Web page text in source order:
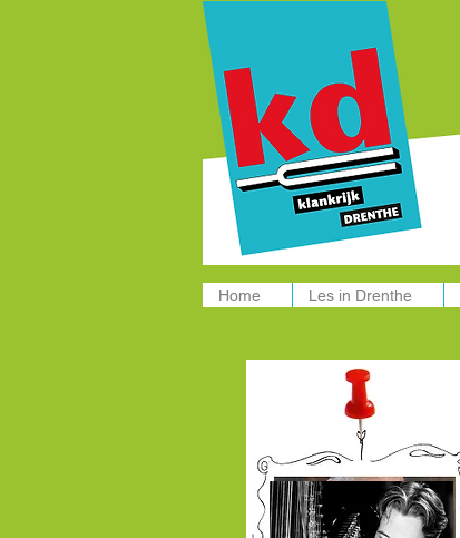
Home Les in Drenthe